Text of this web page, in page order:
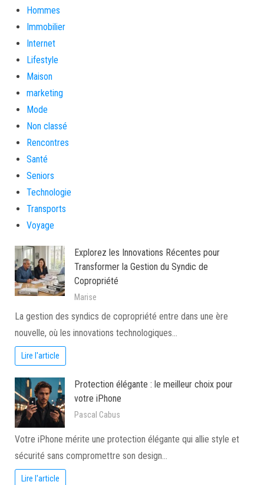
Hommes
Immobilier
Internet
Lifestyle
Maison
marketing
Mode
Non classé
Rencontres
Santé
Seniors
Technologie
Transports
Voyage
Explorez les Innovations Récentes pour
Transformer la Gestion du Syndic de
Copropriété
Marise
La gestion des syndics de copropriété entre dans une ère
nouvelle, où les innovations technologiques…
Lire l'article
Protection élégante : le meilleur choix pour
votre iPhone
Pascal Cabus
Votre iPhone mérite une protection élégante qui allie style et
sécurité sans compromettre son design…
Lire l'article